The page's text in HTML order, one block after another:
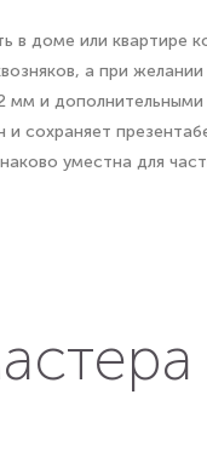
в доме или
а при
и
уместна для